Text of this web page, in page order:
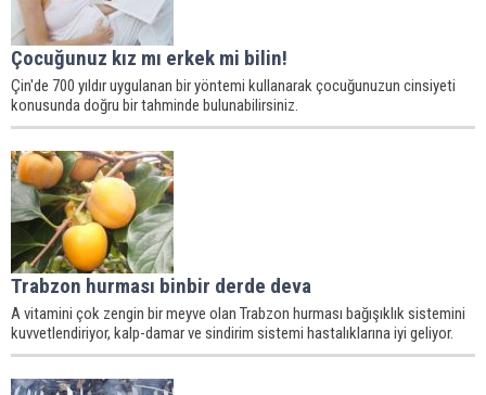
Çocuğunuz kız mı erkek mi bilin!
Çin'de 700 yıldır uygulanan bir yöntemi kullanarak çocuğunuzun cinsiyeti
konusunda doğru bir tahminde bulunabilirsiniz.
Trabzon hurması binbir derde deva
A vitamini çok zengin bir meyve olan Trabzon hurması bağışıklık sistemini
kuvvetlendiriyor, kalp-damar ve sindirim sistemi hastalıklarına iyi geliyor.